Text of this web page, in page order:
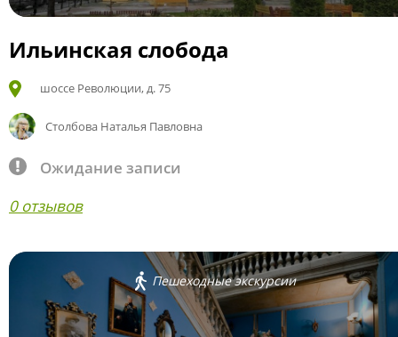
Ильинская слобода
шоссе Революции, д. 75
Столбова Наталья Павловна
Ожидание записи
0 отзывов
Пешеходные экскурсии